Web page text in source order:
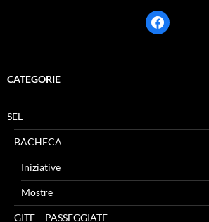
facebook
CATEGORIE
SEL
BACHECA
Iniziative
Mostre
GITE – PASSEGGIATE